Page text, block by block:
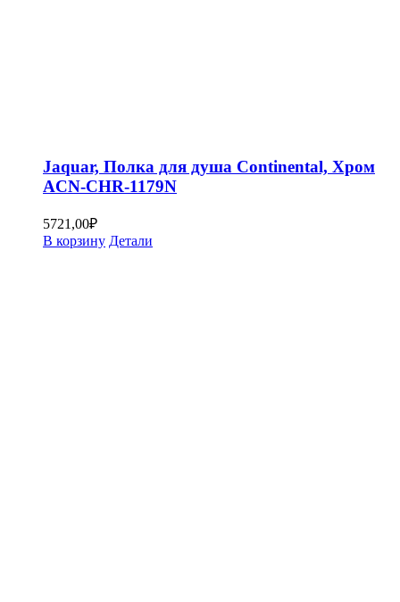
Jaquar, Полка для душа Continental, Хром
ACN-CHR-1179N
5721,00₽
В корзину Детали